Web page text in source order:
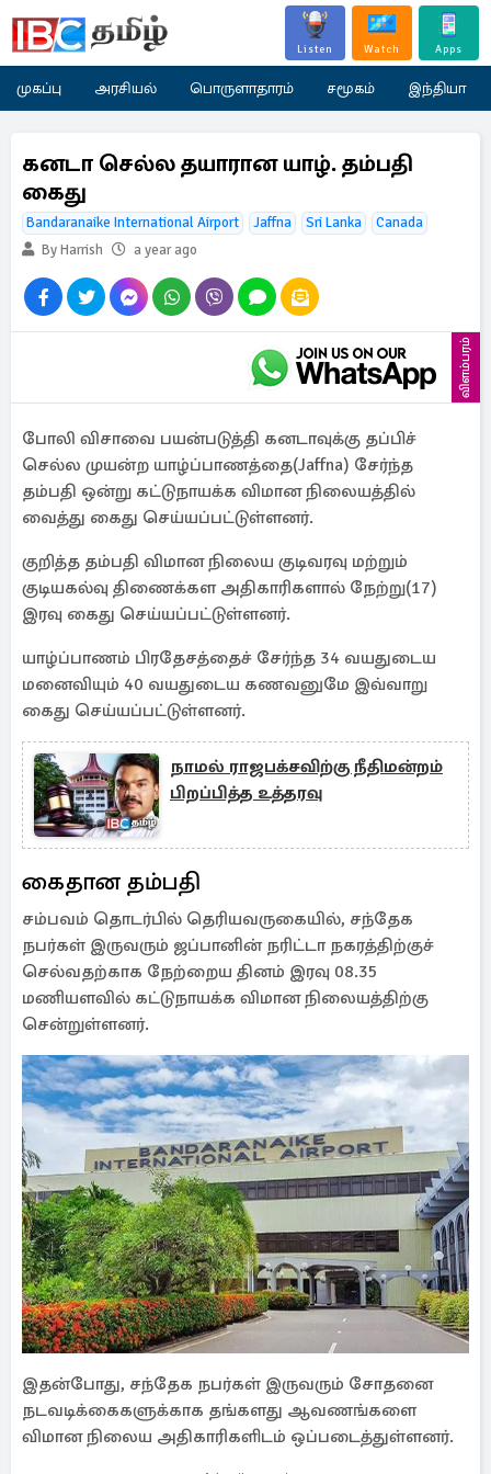
Listen Watch Apps
முகப்பு அரசியல் பொருளாதாரம் சமூகம் இந்தியா
கனடா செல்ல தயாரான யாழ். தம்பதி
கைது
Bandaranaike International Airport Jaffna Sri Lanka
Canada
By Harrish
a year ago
விளம்பரம்
போலி விசாவை பயன்படுத்தி கனடாவுக்கு தப்பிச்
செல்ல முயன்ற யாழ்ப்பாணத்தை(Jaffna) சேர்ந்த
தம்பதி ஒன்று கட்டுநாயக்க விமான நிலையத்தில்
வைத்து கைது செய்யப்பட்டுள்ளனர்.
குறித்த தம்பதி விமான நிலைய குடிவரவு மற்றும்
குடியகல்வு திணைக்கள அதிகாரிகளால் நேற்று(17)
இரவு கைது செய்யப்பட்டுள்ளனர்.
யாழ்ப்பாணம் பிரதேசத்தைச் சேர்ந்த 34 வயதுடைய
மனைவியும் 40 வயதுடைய கணவனுமே இவ்வாறு
கைது செய்யப்பட்டுள்ளனர்.
நாமல் ராஜபக்சவிற்கு நீதிமன்றம்
பிறப்பித்த உத்தரவு
கைதான தம்பதி
சம்பவம் தொடர்பில் தெரியவருகையில், சந்தேக
நபர்கள் இருவரும் ஜப்பானின் நரிட்டா நகரத்திற்குச்
செல்வதற்காக நேற்றைய தினம் இரவு 08.35
மணியளவில் கட்டுநாயக்க விமான நிலையத்திற்கு
சென்றுள்ளனர்.
இதன்போது, சந்தேக நபர்கள் இருவரும் சோதனை
நடவடிக்கைகளுக்காக தங்களது ஆவணங்களை
விமான நிலைய அதிகாரிகளிடம் ஒப்படைத்துள்ளனர்.